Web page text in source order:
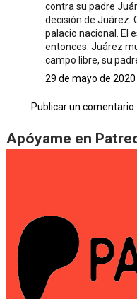
contra su padre
decisión de Juárez.
palacio nacional. El
entonces. Juárez
campo libre, su
29 de mayo de 2020
Publicar un comentario
Apóyame en